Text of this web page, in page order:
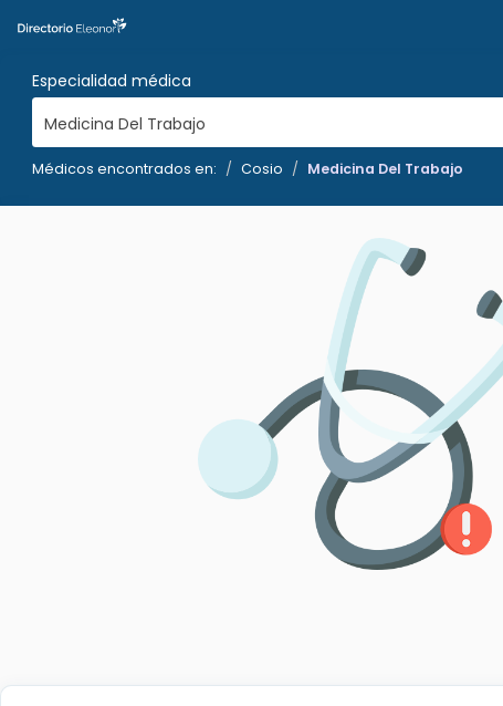
Especialidad médica
Medicina Del Trabajo
Médicos encontrados en: Cosio Medicina Del Trabajo